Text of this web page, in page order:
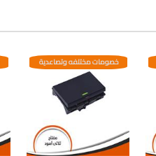
خصومات مختلفه وتصاعدية